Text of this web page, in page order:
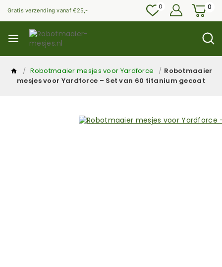
Gratis verzending vanaf €25,- 0 0
/ Robotmaaier mesjes voor Yardforce / Robotmaaier
mesjes voor Yardforce – Set van 60 titanium gecoat